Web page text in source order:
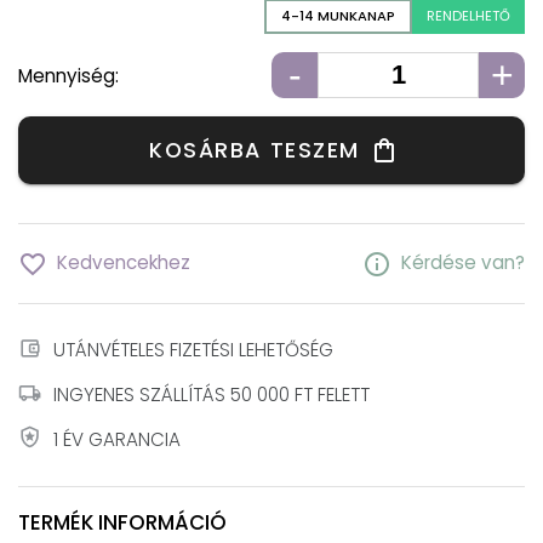
4-14 MUNKANAP RENDELHETŐ
Mennyiség: - +
KOSÁRBA TESZEM shopping_bag
favorite_border Kedvencekhez info Kérdése van?
account_balance_wallet UTÁNVÉTELES FIZETÉSI LEHETŐSÉG
local_shipping INGYENES SZÁLLÍTÁS 50 000 FT FELETT
local_police 1 ÉV GARANCIA
TERMÉK INFORMÁCIÓ